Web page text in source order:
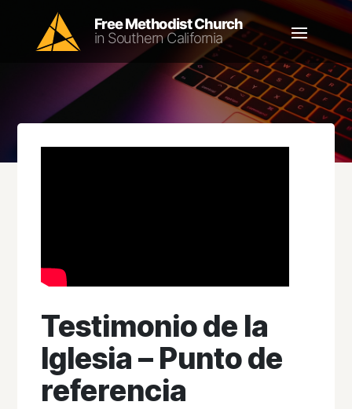
Testimonio de la
Iglesia – Punto de
referencia